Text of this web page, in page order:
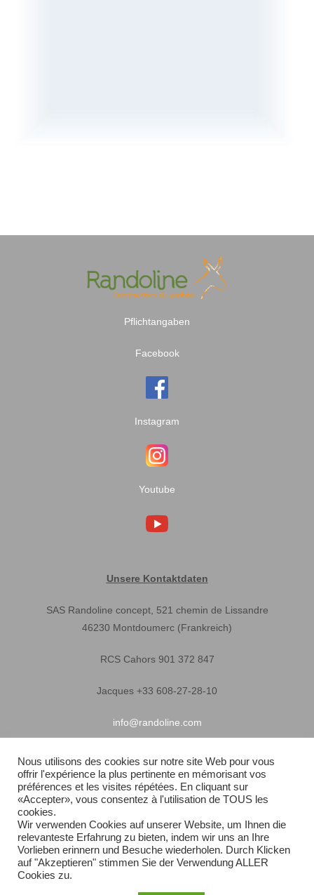
Pflichtangaben
Facebook
Instagram
Youtube
Unsere Kontaktdaten
SAS Randoline concept, 521 chemin de Lissandre
46230 Montdoumerc (Frankreich)
RCS Cahors 901 372 847
Jacques +33 608-27-28-10
info@randoline.com
Nützliche Informationen
Garantie
Allgemeine
Schnelle Lieferung
Nous utilisons des cookies sur notre site Web pour vous
offrir l'expérience la plus pertinente en mémorisant vos
préférences et les visites répétées. En cliquant sur
«Accepter», vous consentez à l'utilisation de TOUS les
cookies.
Wir verwenden Cookies auf unserer Website, um Ihnen die
relevanteste Erfahrung zu bieten, indem wir uns an Ihre
Vorlieben erinnern und Besuche wiederholen. Durch Klicken
auf "Akzeptieren" stimmen Sie der Verwendung ALLER
Cookies zu.